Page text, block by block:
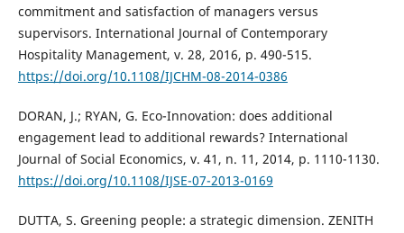
commitment and satisfaction of managers versus
supervisors. International Journal of Contemporary
Hospitality Management, v. 28, 2016, p. 490-515.
https://doi.org/10.1108/IJCHM-08-2014-0386
DORAN, J.; RYAN, G. Eco-Innovation: does additional
engagement lead to additional rewards? International
Journal of Social Economics, v. 41, n. 11, 2014, p. 1110-1130.
https://doi.org/10.1108/IJSE-07-2013-0169
DUTTA, S. Greening people: a strategic dimension. ZENITH